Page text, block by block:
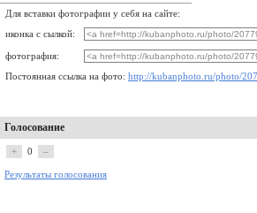
Для вставки фотографии у себя на сайте:
иконка с сылкой:
фотография:
Постоянная ссылка на фото: http://kubanphoto.ru/photo/
Голосование
+ 0 –
Результаты голосования